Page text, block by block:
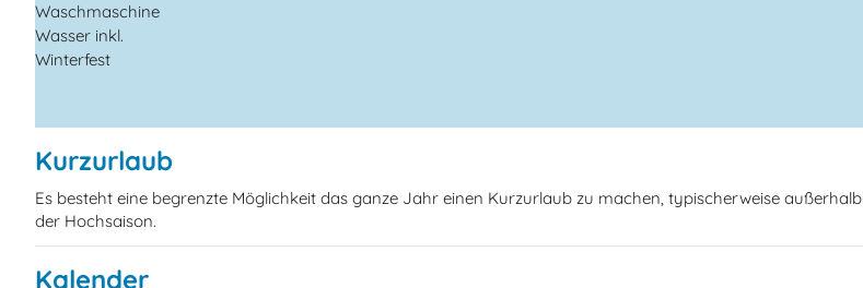
Waschmaschine
Wasser inkl.
Winterfest
Kurzurlaub
Es besteht eine begrenzte Möglichkeit das ganze Jahr einen Kurzurlaub zu machen, typischerweise außerhalb
der Hochsaison.
Kalender